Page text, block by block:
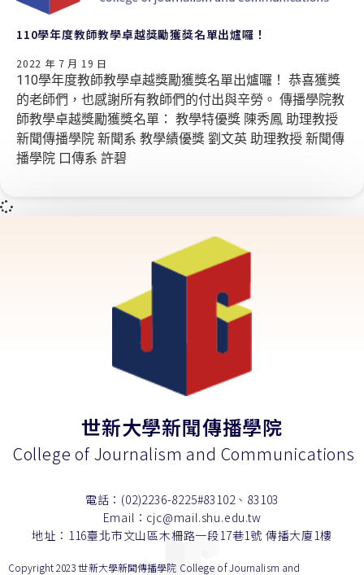
110學年度教師教學卓越獎勵獲獎名單出爐囉！
2022 年 7 月 19 日
110學年度教師教學卓越獎勵獲獎名單出爐囉！ 恭喜獲獎
的老師們，也感謝所有教師們的付出與辛勞。 傳播學院教
師教學卓越獎勵獲獎名單： 教學特優獎 陳秀鳳 助理教授
新聞傳播學院 新聞系 教學績優獎 劉文英 助理教授 新聞傳
播學院 口傳系 許碧
世新大學新聞傳播學院
College of Journalism and Communications
電話：(02)2236-8225#83102、83103
Email：cjc@mail.shu.edu.tw
地址：116臺北市文山區木柵路一段17巷1號 傳播大廈1樓
Copyright 2023 世新大學新聞傳播學院 College of Journalism and